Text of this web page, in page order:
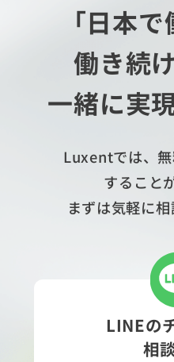
「日本
働き続
一緒に実
Luxentでは、
すること
まずは気軽に相
LINEの
相